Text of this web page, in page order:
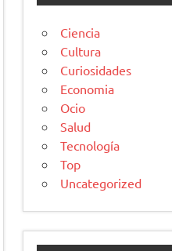
Ciencia
Cultura
Curiosidades
Economia
Ocio
Salud
Tecnología
Top
Uncategorized